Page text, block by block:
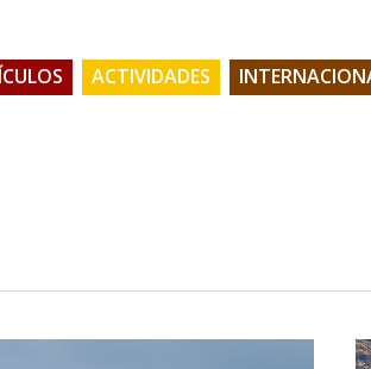
ACTIVIDADES